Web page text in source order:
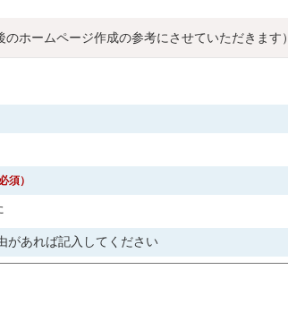
のホームページ作成の参考にさせていただきます）
須）
があれば記入してください